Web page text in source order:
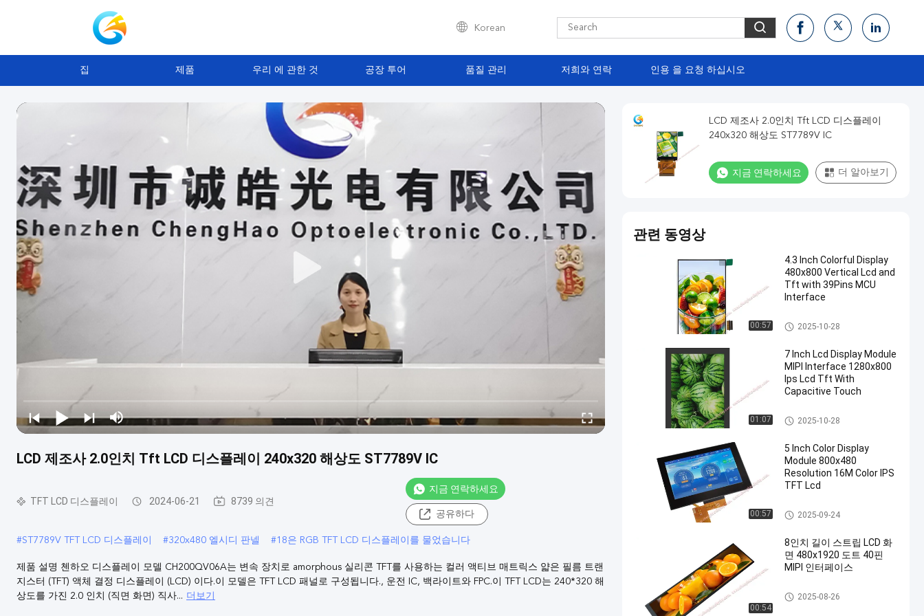
Korean
집 제품 우리 에 관한 것 공장 투어 품질 관리 저희와 연락 인용 을 요청 하십시오
LCD 제조사 2.0인치 Tft LCD 디스플레이 240x320 해상도 ST7789V IC
TFT LCD 디스플레이 2024-06-21 8739 의견
지금 연락하세요
공유하다
#ST7789V TFT LCD 디스플레이 #320x480 엘시디 판넬 #18은 RGB TFT LCD 디스플레이를 물었습니다
제품 설명 첸하오 디스플레이 모델 CH200QV06A는 변속 장치로 amorphous 실리콘 TFT를 사용하는 컬러 액티브 매트릭스 얇은 필름 트랜
지스터 (TFT) 액체 결정 디스플레이 (LCD) 이다.이 모델은 TFT LCD 패널로 구성됩니다., 운전 IC, 백라이트와 FPC.이 TFT LCD는 240*320 해
상도를 가진 2.0 인치 (직면 화면) 직사... 더보기
LCD 제조사 2.0인치 Tft LCD 디스플레이
240x320 해상도 ST7789V IC
지금 연락하세요 더 알아보기
관련 동영상
00:57
4.3 Inch Colorful Display
480x800 Vertical Lcd and
Tft with 39Pins MCU
Interface
TFT LCD 디스플레이
2025-10-28
01:07
7 Inch Lcd Display Module
MIPI Interface 1280x800
Ips Lcd Tft With
Capacitive Touch
TFT LCD 디스플레이
2025-10-28
00:57
5 Inch Color Display
Module 800x480
Resolution 16M Color IPS
TFT Lcd
TFT LCD 디스플레이
2025-09-24
00:54
8인치 길이 스트립 LCD 화
면 480x1920 도트 40핀
MIPI 인터페이스
LCD 디스플레이 모듈
2025-08-26